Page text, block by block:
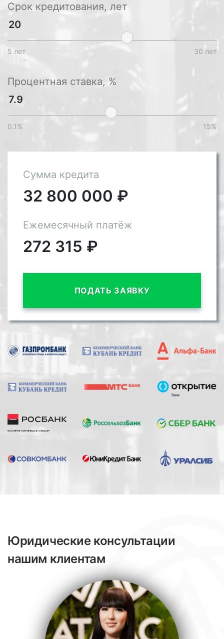
Срок кредитования, лет
5 лет 30 лет
Процентная ставка, %
0.1% 15%
Сумма кредита
32 800 000 ₽
Ежемесячный платёж
272 315 ₽
ПОДАТЬ ЗАЯВКУ
Юридические консультации
нашим клиентам